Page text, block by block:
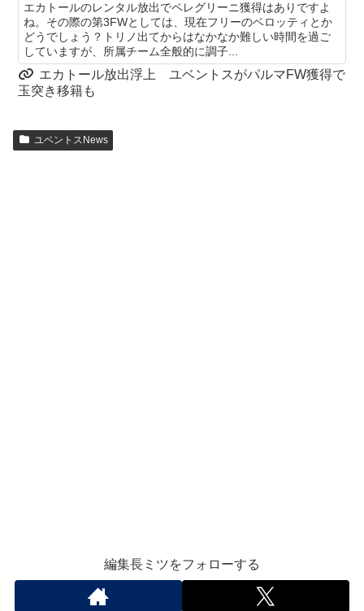
エカトールのレンタル放出でペレグリーニ獲得はありですよ
ね。その際の第3FWとしては、現在フリーのベロッティとか
どうでしょう？トリノ出てからはなかなか難しい時間を過ご
していますが、所属チーム全般的に調子...
エカトール放出浮上 ユベントスがパルマFW獲得で
玉突き移籍も
ユベントスNews
編集長ミツをフォローする